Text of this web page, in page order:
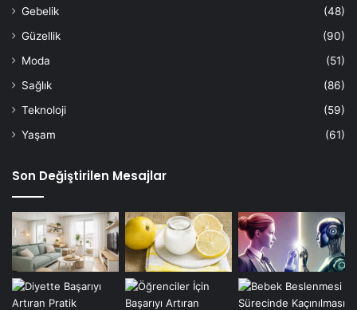
Gebelik
(48)
Güzellik
(90)
Moda
(51)
Sağlık
(86)
Teknoloji
(59)
Yaşam
(61)
Son Değiştirilen Mesajlar